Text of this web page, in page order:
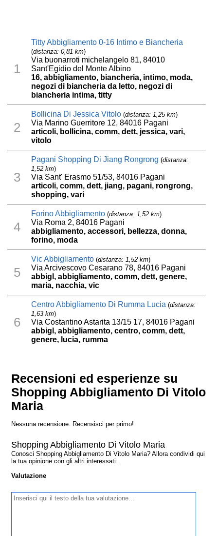
1
Titty Abbigliamento 0-16 Intimo e Biancheria
(distanza: 0,81 km)
Via buonarroti michelangelo 81, 84010
Sant'Egidio del Monte Albino
16, abbigliamento, biancheria, intimo, moda,
negozi di biancheria da letto, negozi di
biancheria intima, titty
2
Bollicina Di Jessica Vitolo (distanza: 1,25 km)
Via Marino Guerritore 12, 84016 Pagani
articoli, bollicina, comm, dett, jessica, vari,
vitolo
3
Pagani Shopping Di Jiang Rongrong (distanza:
1,52 km)
Via Sant' Erasmo 51/53, 84016 Pagani
articoli, comm, dett, jiang, pagani, rongrong,
shopping, vari
4
Forino Abbigliamento (distanza: 1,52 km)
Via Roma 2, 84016 Pagani
abbigliamento, accessori, bellezza, donna,
forino, moda
5
Vic Abbigliamento (distanza: 1,52 km)
Via Arcivescovo Cesarano 78, 84016 Pagani
abbigl, abbigliamento, comm, dett, genere,
maria, nacchia, vic
6
Centro Abbigliamento Di Rumma Lucia (distanza:
1,63 km)
Via Costantino Astarita 13/15 17, 84016 Pagani
abbigl, abbigliamento, centro, comm, dett,
genere, lucia, rumma
Recensioni ed esperienze su
Shopping Abbigliamento Di Vitolo
Maria
Nessuna recensione. Recensisci per primo!
Shopping Abbigliamento Di Vitolo Maria
Conosci Shopping Abbigliamento Di Vitolo Maria? Allora condividi qui
la tua opinione con gli altri interessati.
Valutazione